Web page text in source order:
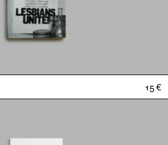
15 €